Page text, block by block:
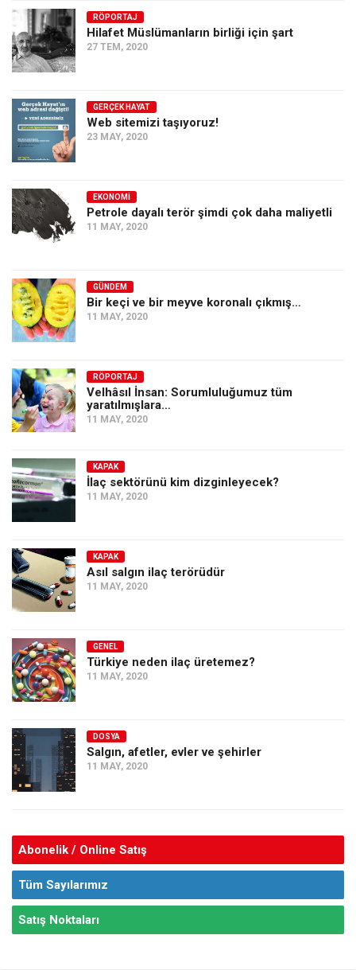
Ekonomi
Spor
Manzara
Sağlık
Gıda-Beslenme
Hayat
Siyaset
Dünya
Asya
Afrika
Avustralya
Tarih
Dosyalar
RÖPORTAJ
Hilafet Müslümanların birliği için şart
27 TEM, 2020
GERÇEK HAYAT
Web sitemizi taşıyoruz!
23 MAY, 2020
EKONOMI
Petrole dayalı terör şimdi çok daha maliyetli
11 MAY, 2020
GÜNDEM
Bir keçi ve bir meyve koronalı çıkmış…
11 MAY, 2020
RÖPORTAJ
Velhâsıl İnsan: Sorumluluğumuz tüm
yaratılmışlara…
11 MAY, 2020
KAPAK
İlaç sektörünü kim dizginleyecek?
11 MAY, 2020
KAPAK
Asıl salgın ilaç terörüdür
11 MAY, 2020
GENEL
Türkiye neden ilaç üretemez?
11 MAY, 2020
DOSYA
Salgın, afetler, evler ve şehirler
11 MAY, 2020
Abonelik / Online Satış
Tüm Sayılarımız
Satış Noktaları